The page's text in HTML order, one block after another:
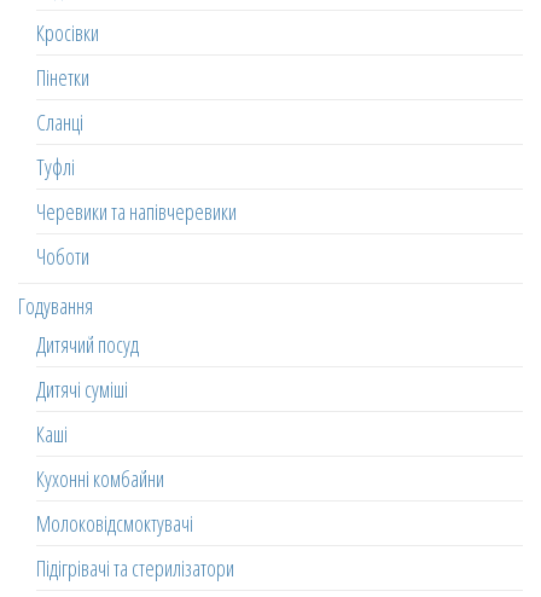
Кросівки
Пінетки
Сланці
Туфлі
Черевики та напівчеревики
Чоботи
Годування
Дитячий посуд
Дитячі суміші
Каші
Кухонні комбайни
Молоковідсмоктувачі
Підігрівачі та стерилізатори